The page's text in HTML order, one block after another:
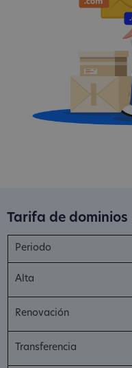
Tarifa de dominios